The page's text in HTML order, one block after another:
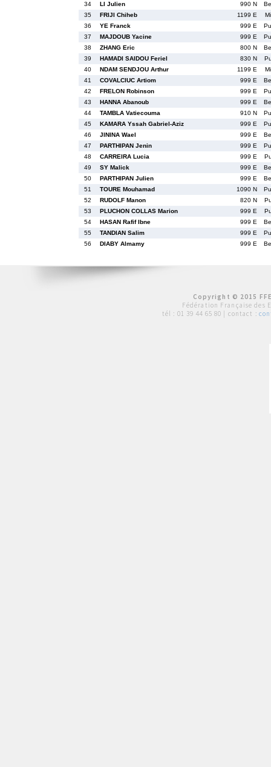
34
LI Julien 990 N
35
FRIJI Chiheb 1199 E
36
YE Franck 999 E
37
MAJDOUB Yacine 999 E
38
ZHANG Eric 800 N
39
HAMADI SAIDOU Feriel 830 N
40
NDAM SENDJOU Arthur 1199 E
41
COVALCIUC Artiom 999 E
42
FRELON Robinson 999 E
43
HANNA Abanoub 999 E
44
TAMBLA Vatiecouma 910 N
45
KAMARA Yssah Gabriel-Aziz 999 E
46
JININA Wael 999 E
47
PARTHIPAN Jenin 999 E
48
CARREIRA Lucia 999 E
49
SY Malick 999 E
50
PARTHIPAN Julien 999 E
51
TOURE Mouhamad 1090 N
52
RUDOLF Manon 820 N
53
PLUCHON COLLAS Marion 999 E
54
HASAN Rafif Ibne 999 E
55
TANDIAN Salim 999 E
56
DIABY Almamy 999 E
Copyright © 2015
Fédération Française des
tél : 01 39 44 65 80 | contact :